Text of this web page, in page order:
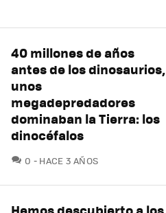
40 millones de años
antes de los dinosaurios,
unos
megadepredadores
dominaban la Tierra: los
dinocéfalos
0 COMENTARIOS
HACE 3 AÑOS